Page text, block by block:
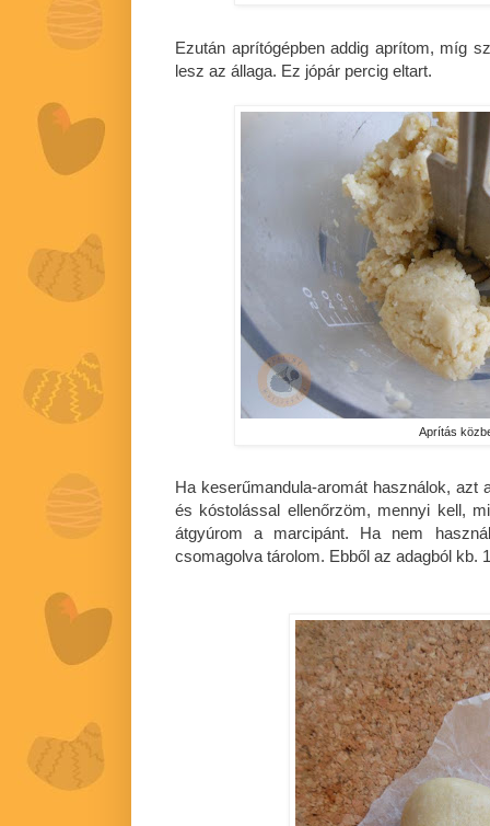
Ezután aprítógépben addig aprítom, míg
lesz az állaga. Ez jópár percig eltart.
Aprítás
Ha keserűmandula-aromát használok, azt
és kóstolással ellenőrzöm, mennyi kell,
átgyúrom a marcipánt. Ha nem
csomagolva tárolom. Ebből az adagból kb.